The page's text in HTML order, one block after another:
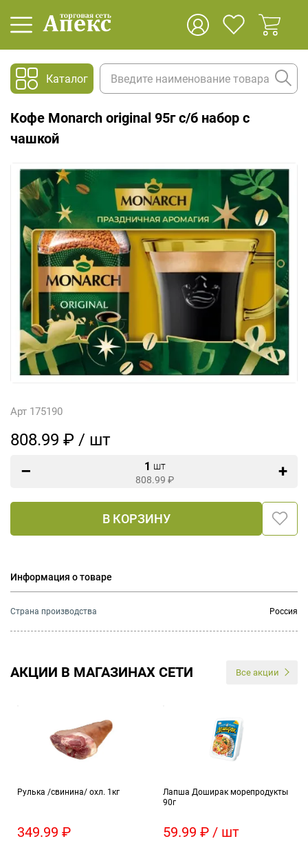
Каталог
Кофе Monarch original 95г с/б набор с
чашкой
Арт 175190
808.99 ₽ / шт
1 шт
808.99 ₽
В КОРЗИНУ
Информация о товаре
Страна производства Россия
АКЦИИ В МАГАЗИНАХ СЕТИ Все акции
Рулька /свинина/ охл. 1кг
349.99 ₽
Лапша Доширак морепродукты
90г
59.99 ₽ / шт